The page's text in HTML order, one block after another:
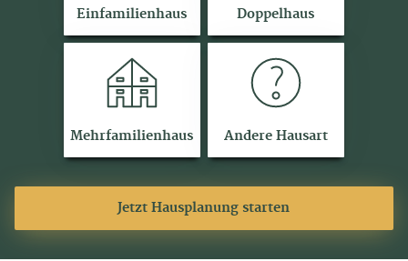
Einfamilienhaus Doppelhaus
Mehrfamilienhaus Andere Hausart
Jetzt Hausplanung starten